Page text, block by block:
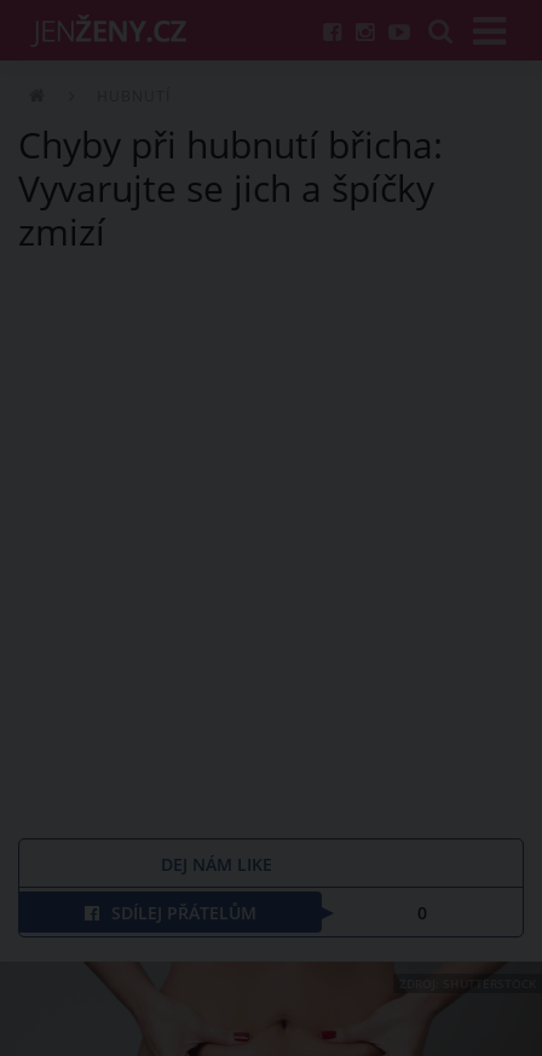
Chyby při hubnutí břicha:
Vyvarujte se jich a špíčky
zmizí
DEJ NÁM LIKE
SDÍLEJ PŘÁTELŮM 0